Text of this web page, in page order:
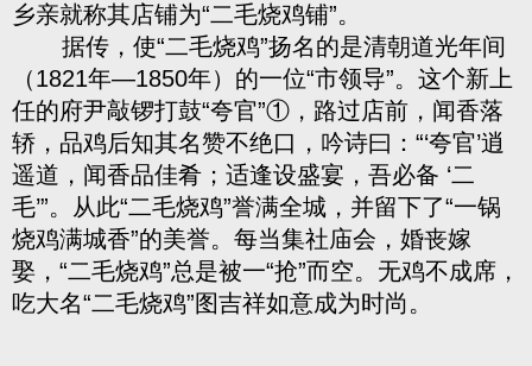
乡亲就称其店铺为“二毛烧鸡铺”。
据传，使“二毛烧鸡”扬名的是清朝道光年间
（1821年—1850年）的一位“市领导”。这个新上
任的府尹敲锣打鼓“夸官”① ，路过店前，闻香落
轿，品鸡后知其名赞不绝口，吟诗曰：“‘夸官’逍
遥道，闻香品佳肴；适逢设盛宴，吾必备 ‘二
毛’”。从此“二毛烧鸡”誉满全城，并留下了“一锅
烧鸡满城香”的美誉。每当集社庙会，婚丧嫁
娶，“二毛烧鸡”总是被一“抢”而空。无鸡不成席，
吃大名“二毛烧鸡”图吉祥如意成为时尚。